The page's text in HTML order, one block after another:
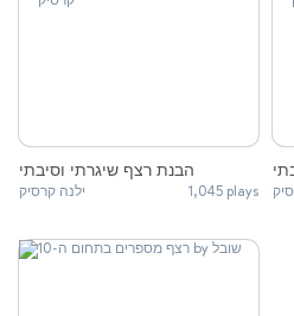
הבנת רצף שיגרתי וסיבתי
ילנה קרסיק 1,045 plays